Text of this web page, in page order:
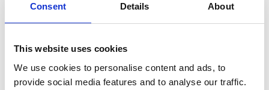
Consent Details About
This website uses cookies
We use cookies to personalise content and ads, to
provide social media features and to analyse our traffic.
går jättebra att ställa sig på väntelista. Vi
startar nya grupper varje termin och man kan
anmäla sig när som helst under året.
Vi har nu möjlighet att ta emot nya kontakter